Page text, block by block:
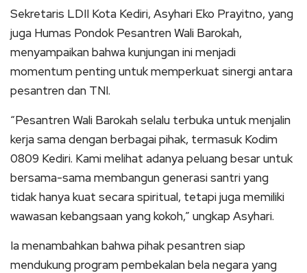
Sekretaris LDII Kota Kediri, Asyhari Eko Prayitno, yang
juga Humas Pondok Pesantren Wali Barokah,
menyampaikan bahwa kunjungan ini menjadi
momentum penting untuk memperkuat sinergi antara
pesantren dan TNI.
“Pesantren Wali Barokah selalu terbuka untuk menjalin
kerja sama dengan berbagai pihak, termasuk Kodim
0809 Kediri. Kami melihat adanya peluang besar untuk
bersama-sama membangun generasi santri yang
tidak hanya kuat secara spiritual, tetapi juga memiliki
wawasan kebangsaan yang kokoh,” ungkap Asyhari.
Ia menambahkan bahwa pihak pesantren siap
mendukung program pembekalan bela negara yang